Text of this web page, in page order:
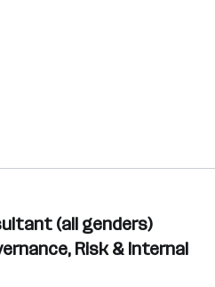
(all genders)
Risk & Internal